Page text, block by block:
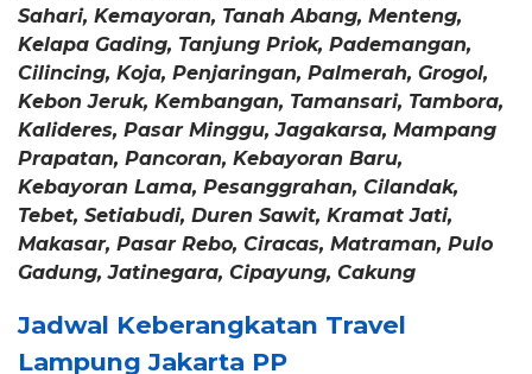
Sahari, Kemayoran, Tanah Abang, Menteng,
Kelapa Gading, Tanjung Priok, Pademangan,
Cilincing, Koja, Penjaringan, Palmerah, Grogol,
Kebon Jeruk, Kembangan, Tamansari, Tambora,
Kalideres, Pasar Minggu, Jagakarsa, Mampang
Prapatan, Pancoran, Kebayoran Baru,
Kebayoran Lama, Pesanggrahan, Cilandak,
Tebet, Setiabudi, Duren Sawit, Kramat Jati,
Makasar, Pasar Rebo, Ciracas, Matraman, Pulo
Gadung, Jatinegara, Cipayung, Cakung
Jadwal Keberangkatan Travel
Lampung Jakarta PP